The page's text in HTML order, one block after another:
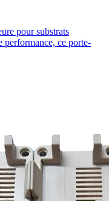
pour substrats
performance, ce porte-